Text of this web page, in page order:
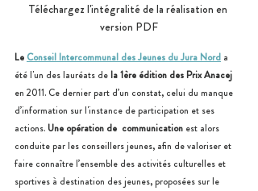
Téléchargez l'intégralité de la réalisation en
version PDF
Le Conseil Intercommunal des Jeunes du Jura Nord a
été l'un des lauréats de la 1ère édition des Prix Anacej
en 2011. Ce dernier part d’un constat, celui du manque
d’information sur l'instance de participation et ses
actions. Une opération de  communication est alors
conduite par les conseillers jeunes, afin de valoriser et
faire connaître l’ensemble des activités culturelles et
sportives à destination des jeunes, proposées sur le